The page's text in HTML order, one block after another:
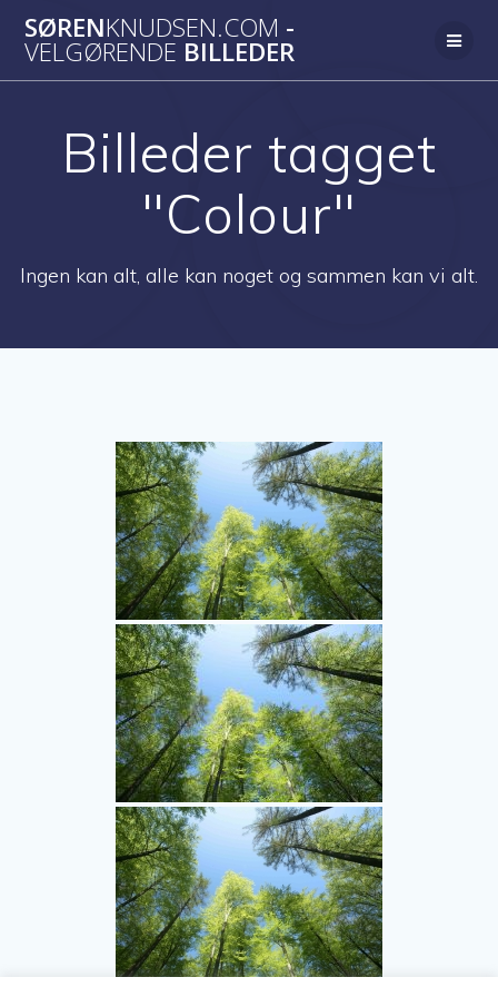
to
content
SØRENKNUDSEN.COM -
VELGØRENDE BILLEDER
Billeder tagget
"Colour"
Ingen kan alt, alle kan noget og sammen kan vi alt.